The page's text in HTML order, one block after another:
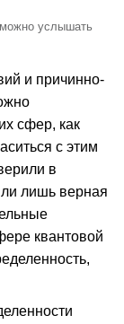
услышать
и причинно-
сфер, как
с этим
в
лишь верная
квантовой